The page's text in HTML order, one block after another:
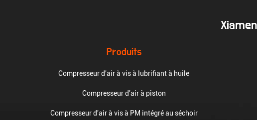
Produits
Compresseur d'air à vis à lubrifiant à huile
Compresseur d'air à piston
Compresseur d'air à vis à PM intégré au séchoir